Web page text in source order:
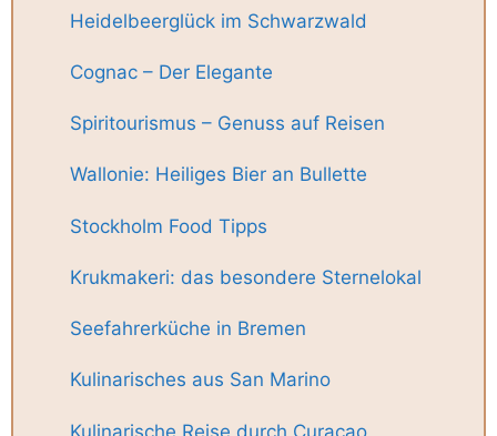
Heidelbeerglück im Schwarzwald
Cognac – Der Elegante
Spiritourismus – Genuss auf Reisen
Wallonie: Heiliges Bier an Bullette
Stockholm Food Tipps
Krukmakeri: das besondere Sternelokal
Seefahrerküche in Bremen
Kulinarisches aus San Marino
Kulinarische Reise durch Curaçao